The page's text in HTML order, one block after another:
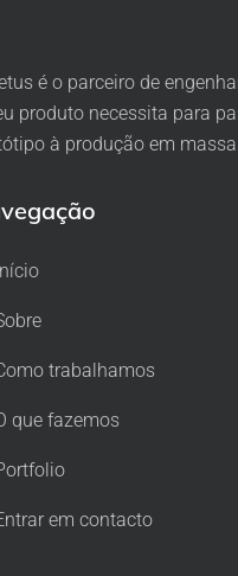
é o parceiro de
produto necessita para
à produção em
trabalhamos
que fazemos
em contacto